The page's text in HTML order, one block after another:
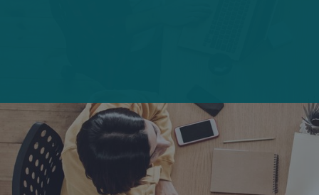
Menschen und Karriere
Die Macht der Inklusion